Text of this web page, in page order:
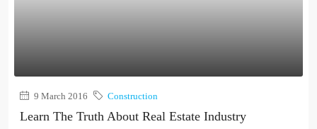
9 March 2016 Construction
Learn The Truth About Real Estate Industry